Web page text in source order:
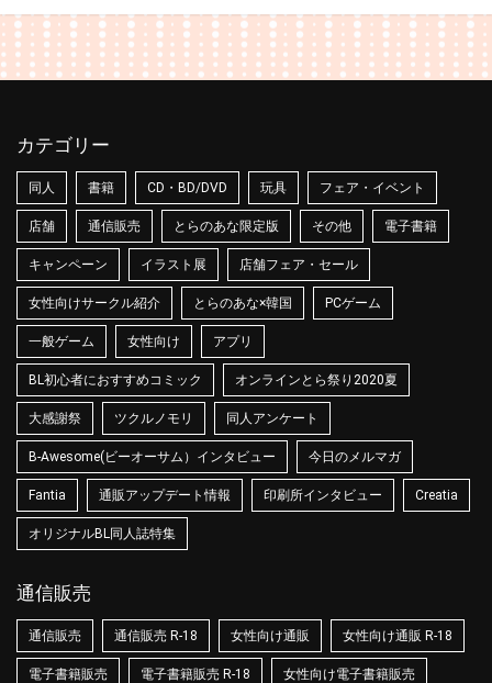
カテゴリー
同人 書籍 CD・BD/DVD 玩具 フェア・イベント
店舗 通信販売 とらのあな限定版 その他 電子書籍
キャンペーン イラスト展 店舗フェア・セール
女性向けサークル紹介 とらのあな×韓国 PCゲーム
一般ゲーム 女性向け アプリ
BL初心者におすすめコミック オンラインとら祭り2020夏
大感謝祭 ツクルノモリ 同人アンケート
B-Awesome(ビーオーサム）インタビュー 今日のメルマガ
Fantia 通販アップデート情報 印刷所インタビュー Creatia
オリジナルBL同人誌特集
通信販売
通信販売 通信販売 R-18 女性向け通販 女性向け通販 R-18
電子書籍販売 電子書籍販売 R-18 女性向け電子書籍販売